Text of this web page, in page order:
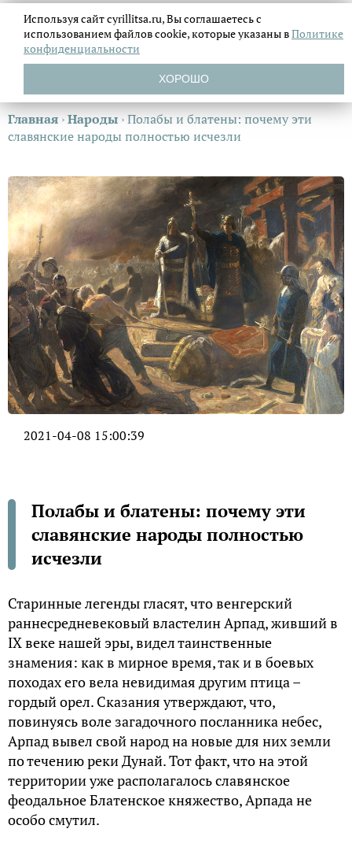
Главная ›Народы ›Полабы и блатены: почему эти
славянские народы полностью исчезли
2021-04-08 15:00:39
Полабы и блатены: почему эти
славянские народы полностью
исчезли
Старинные легенды гласят, что венгерский
раннесредневековый властелин Арпад, живший в
IX веке нашей эры, видел таинственные
знамения: как в мирное время, так и в боевых
походах его вела невидимая другим птица –
гордый орел. Сказания утверждают, что,
повинуясь воле загадочного посланника небес,
Арпад вывел свой народ на новые для них земли
по течению реки Дунай. Тот факт, что на этой
территории уже располагалось славянское
феодальное Блатенское княжество, Арпада не
особо смутил.
Используя сайт cyrillitsa.ru, Вы соглашаетесь с
использованием файловcookie, которые указаны вПолитике
конфиденциальности
ХОРОШО